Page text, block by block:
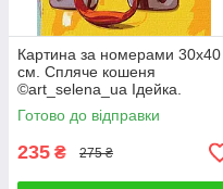
Картина за номерами 30х40
см. Спляче кошеня
©art_selena_ua Ідейка.
KHO6612
Готово до відправки
235 ₴ 275 ₴